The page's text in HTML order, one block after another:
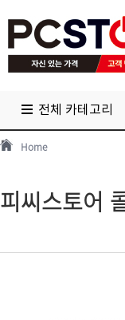
전체 카테고리
Home
피씨스토어